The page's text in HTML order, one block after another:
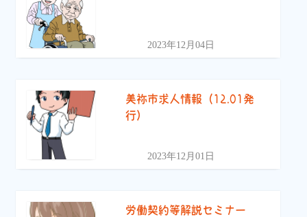
2023年12月04日
美祢市求人情報（12.01発
行）
2023年12月01日
労働契約等解説セミナー